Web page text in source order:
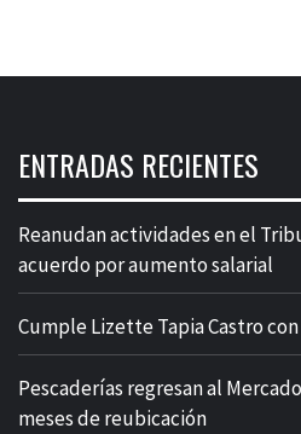
ENTRADAS RECIENTES
Reanudan actividades en el
acuerdo por aumento salarial
Cumple Lizette Tapia Castro
Pescaderías regresan al
meses de reubicación